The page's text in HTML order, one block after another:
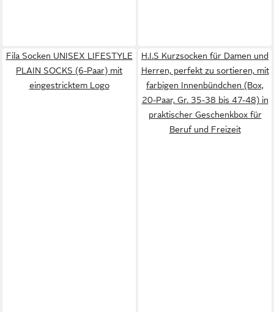
Fila Socken UNISEX LIFESTYLE
PLAIN SOCKS (6-Paar) mit
eingestricktem Logo
H.I.S Kurzsocken für Damen und
Herren, perfekt zu sortieren, mit
farbigen Innenbündchen (Box,
20-Paar, Gr. 35-38 bis 47-48) in
praktischer Geschenkbox für
Beruf und Freizeit